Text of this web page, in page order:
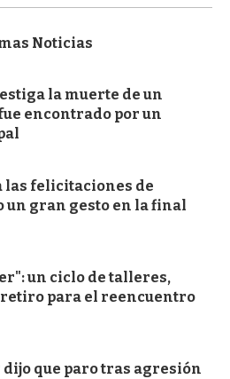
Noticias
la muerte de un
encontrado por un
las felicitaciones de
un gran gesto en la final
un ciclo de talleres,
para el reencuentro
dijo que paro tras agresión